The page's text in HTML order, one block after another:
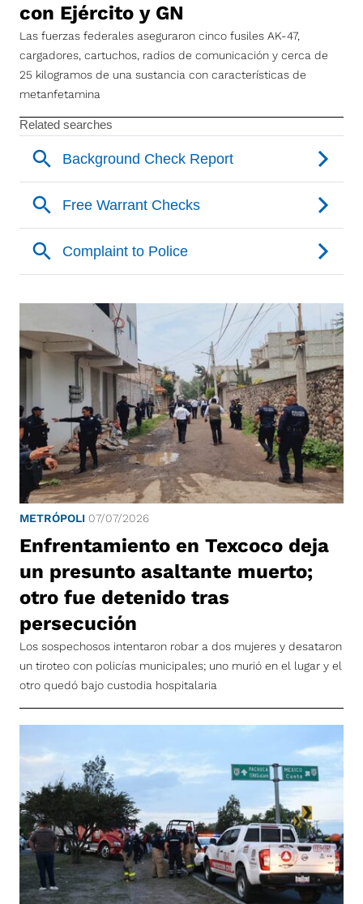
con Ejército y GN
Las fuerzas federales aseguraron cinco fusiles AK-47,
cargadores, cartuchos, radios de comunicación y cerca de
25 kilogramos de una sustancia con características de
metanfetamina
METRÓPOLI 07/07/2026
Enfrentamiento en Texcoco deja
un presunto asaltante muerto;
otro fue detenido tras
persecución
Los sospechosos intentaron robar a dos mujeres y desataron
un tiroteo con policías municipales; uno murió en el lugar y el
otro quedó bajo custodia hospitalaria